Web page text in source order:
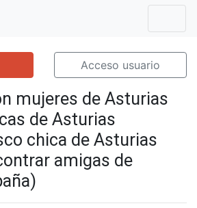
Acceso usuario
mujeres de Asturias
de Asturias
chica de Asturias
amigas de